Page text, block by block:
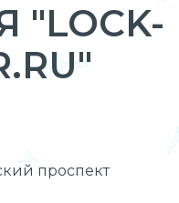
проспект